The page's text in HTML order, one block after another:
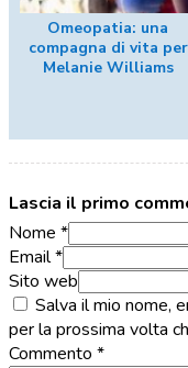
Omeopatia: una
compagna di vita per
Melanie Williams
Lascia il primo
Nome *
Email *
Sito web
Salva il mio nome,
per la prossima volta
Commento *